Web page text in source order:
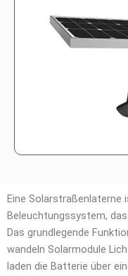
Eine Solarstraßenlaterne
Beleuchtungssystem,
Das grundlegende
wandeln Solarmodule
laden die Batterie über